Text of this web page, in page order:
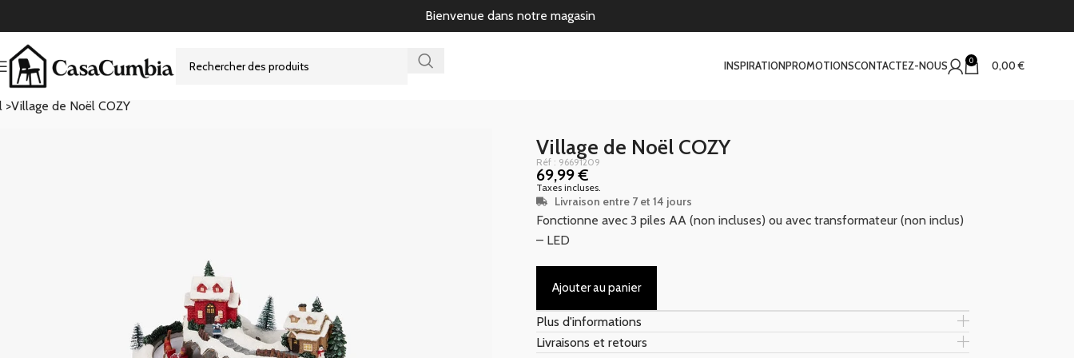
Bienvenue dans notre magasin
INSPIRATIONPROMOTIONSCONTACTEZ-NOUS 0 0,00€
>Village de Noël COZY
Village de Noël COZY
Réf : 96691209
69,99€
Taxes incluses.
Livraison entre 7 et 14 jours
Fonctionne avec 3 piles AA (non incluses) ou avec transformateur (non inclus)
– LED
Ajouter au panier
Plus d'informations
Livraisons et retours